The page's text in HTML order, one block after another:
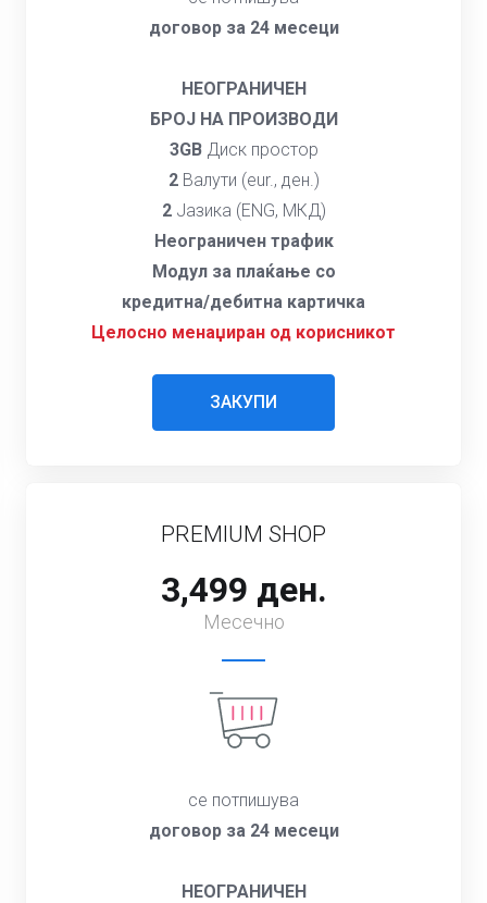
договор за 24 месеци
НЕОГРАНИЧЕН
БРОЈ НА ПРОИЗВОДИ
3GBДиск простор
2Валути (eur., ден.)
2Јазика (ENG, МКД)
Неограничен трафик
Модул за плаќање со
кредитна/дебитна картичка
Целосно менаџиран од корисникот
ЗАКУПИ
PREMIUM SHOP
3,499 ден.
Месечно
се потпишува
договор за 24 месеци
НЕОГРАНИЧЕН